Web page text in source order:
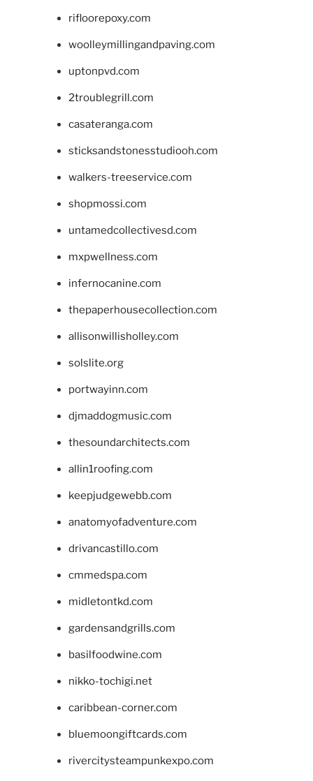
rifloorepoxy.com
woolleymillingandpaving.com
uptonpvd.com
2troublegrill.com
casateranga.com
sticksandstonesstudiooh.com
walkers-treeservice.com
shopmossi.com
untamedcollectivesd.com
mxpwellness.com
infernocanine.com
thepaperhousecollection.com
allisonwillisholley.com
solslite.org
portwayinn.com
djmaddogmusic.com
thesoundarchitects.com
allin1roofing.com
keepjudgewebb.com
anatomyofadventure.com
drivancastillo.com
cmmedspa.com
midletontkd.com
gardensandgrills.com
basilfoodwine.com
nikko-tochigi.net
caribbean-corner.com
bluemoongiftcards.com
rivercitysteampunkexpo.com